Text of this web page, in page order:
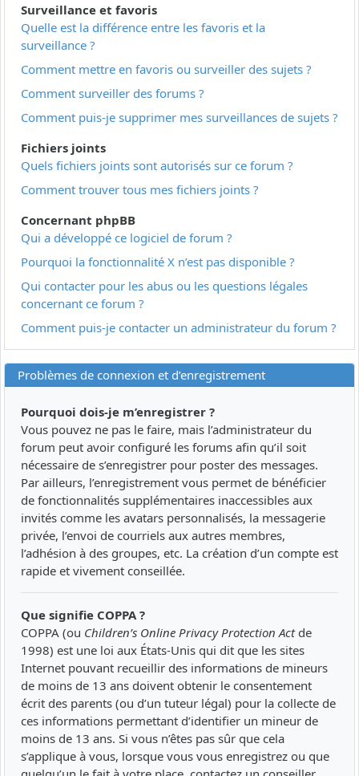
Surveillance et favoris
Quelle est la différence entre les favoris et la
surveillance ?
Comment mettre en favoris ou surveiller des sujets ?
Comment surveiller des forums ?
Comment puis-je supprimer mes surveillances de sujets ?
Fichiers joints
Quels fichiers joints sont autorisés sur ce forum ?
Comment trouver tous mes fichiers joints ?
Concernant phpBB
Qui a développé ce logiciel de forum ?
Pourquoi la fonctionnalité X n’est pas disponible ?
Qui contacter pour les abus ou les questions légales
concernant ce forum ?
Comment puis-je contacter un administrateur du forum ?
Problèmes de connexion et d’enregistrement
Pourquoi dois-je m’enregistrer ?
Vous pouvez ne pas le faire, mais l’administrateur du
forum peut avoir configuré les forums afin qu’il soit
nécessaire de s’enregistrer pour poster des messages.
Par ailleurs, l’enregistrement vous permet de bénéficier
de fonctionnalités supplémentaires inaccessibles aux
invités comme les avatars personnalisés, la messagerie
privée, l’envoi de courriels aux autres membres,
l’adhésion à des groupes, etc. La création d’un compte est
rapide et vivement conseillée.
Que signifie COPPA ?
COPPA (ou Children’s Online Privacy Protection Actde
1998) est une loi aux États-Unis qui dit que les sites
Internet pouvant recueillir des informations de mineurs
de moins de 13 ans doivent obtenir le consentement
écrit des parents (ou d’un tuteur légal) pour la collecte de
ces informations permettant d’identifier un mineur de
moins de 13 ans. Si vous n’êtes pas sûr que cela
s’applique à vous, lorsque vous vous enregistrez ou que